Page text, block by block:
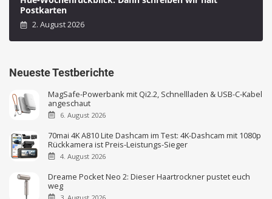
Postkarten
2. August 2026
Neueste Testberichte
MagSafe-Powerbank mit Qi2.2, Schnellladen & USB-C-Kabel
angeschaut
6. August 2026
70mai 4K A810 Lite Dashcam im Test: 4K-Dashcam mit 1080p
Rückkamera ist Preis-Leistungs-Sieger
4. August 2026
Dreame Pocket Neo 2: Dieser Haartrockner pustet euch
weg